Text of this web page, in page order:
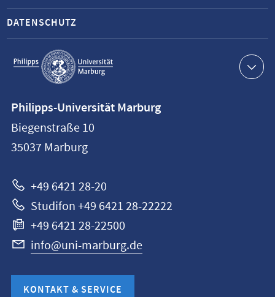
Service-
Navigation
DATENSCHUTZ
Philipps-
Universität
Marburg
Philipps-Universität Marburg
Biegenstraße 10
35037 Marburg
+49 6421 28-20
Studifon +49 6421 28-22222
+49 6421 28-22500
info@uni-marburg.de
KONTAKT & SERVICE